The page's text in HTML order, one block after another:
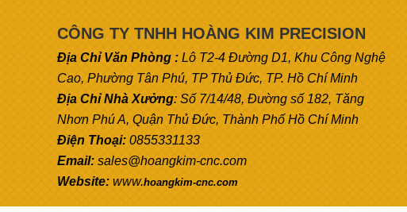
CÔNG TY TNHH HOÀNG KIM PRECISION
Địa Chỉ Văn Phòng : Lô T2-4 Đường D1, Khu Công Nghệ
Cao, Phường Tân Phú, TP Thủ Đức, TP. Hồ Chí Minh
Địa Chỉ Nhà Xưởng: Số 7/14/48, Đường số 182, Tăng
Nhơn Phú A, Quận Thủ Đức, Thành Phố Hồ Chí Minh
Điện Thoại: 0855331133
Email: sales@hoangkim-cnc.com
Website: www.hoangkim-cnc.com